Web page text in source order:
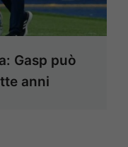
Gasp può
anni